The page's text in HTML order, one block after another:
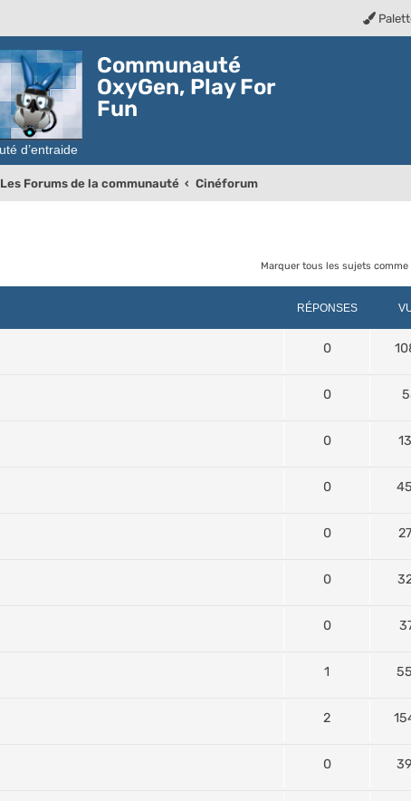
Communauté
OxyGen, Play For
Fun
Les Forums de la communauté Cinéforum
Marquer tous les sujets comme
RÉPONSES
0
0
0
0
0
0
0
1
2
0